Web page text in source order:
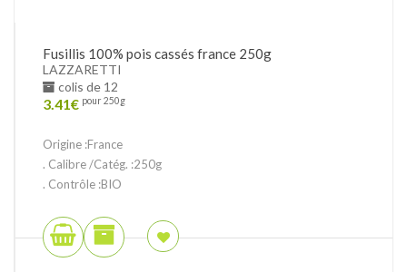
Fusillis 100% pois cassés france 250g
LAZZARETTI
colis de 12
3.41€ pour 250g
Origine :France
. Calibre /Catég. :250g
. Contrôle :BIO